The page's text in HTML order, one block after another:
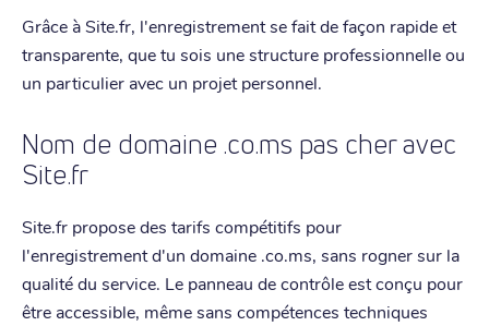
Grâce à Site.fr, l'enregistrement se fait de façon rapide et
transparente, que tu sois une structure professionnelle ou
un particulier avec un projet personnel.
Nom de domaine .co.ms pas cher avec
Site.fr
Site.fr propose des tarifs compétitifs pour
l'enregistrement d'un domaine .co.ms, sans rogner sur la
qualité du service. Le panneau de contrôle est conçu pour
être accessible, même sans compétences techniques